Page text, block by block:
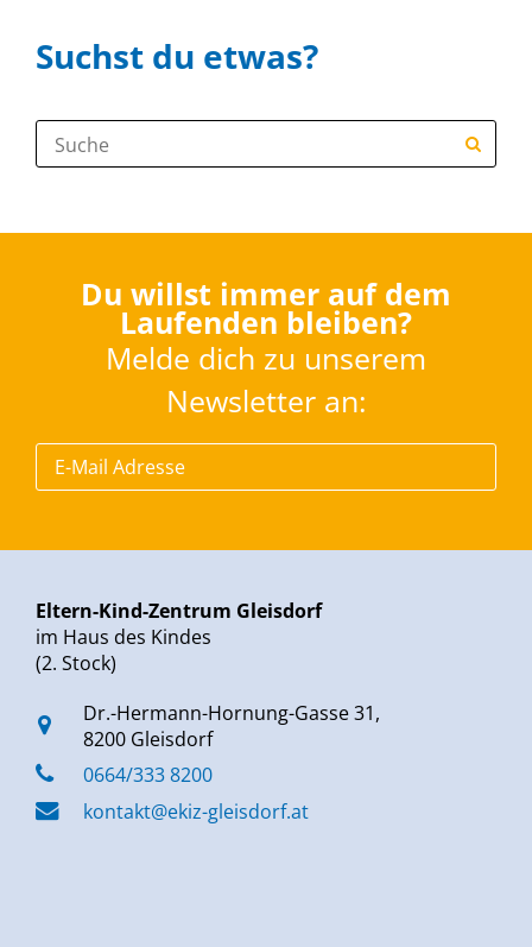
Suchst du etwas?
Suche:
Du willst immer auf dem
Laufenden bleiben?
Melde dich zu unserem
Newsletter an:
Eltern-Kind-Zentrum Gleisdorf
im Haus des Kindes
(2. Stock)
Dr.-Hermann-Hornung-Gasse 31,
8200 Gleisdorf
0664/333 8200
kontakt@ekiz-gleisdorf.at